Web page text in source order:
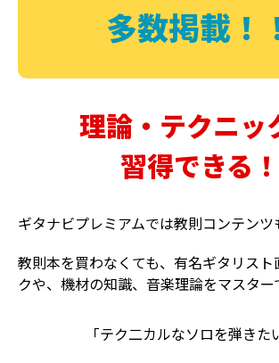
多数掲載！
理論・テクニッ
習得できる！
ギタナビプレミアムでは教則コンテンツ
教則本を買わなくても、有名ギタリスト
クや、機材の知識、音楽理論をマスター
「テク二カルなソロを弾きた